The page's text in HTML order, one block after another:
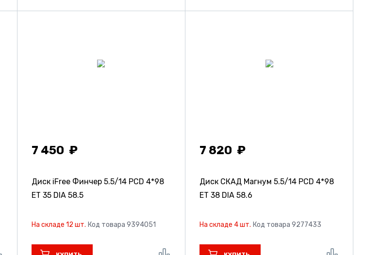
7 450
Диск iFree Финчер 5.5/14 PCD 4*98
ET 35 DIA 58.5
На складе 12 шт. Код товара 9394051
7 820
Диск СКАД Магнум5.5/14 PCD 4*98
ET 38 DIA 58.6
На складе 4 шт. Код товара 9277433